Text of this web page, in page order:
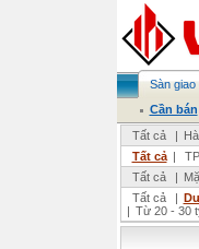
Sàn giao
Cần bán
Tất cả
|
Tất cả |
Tất cả
|
Tất cả
|
| Từ 20 - 30